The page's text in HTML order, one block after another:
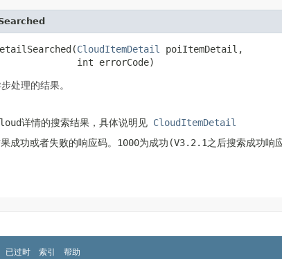
CloudItemDetail
poiItemDetail,
int errorCode)
处理的结果。
详情的搜索结果，具体说明见 CloudItemDetail
成功或者失败的响应码。1000为成功(V3.2.1之后搜索成功响
已过时 索引 帮助